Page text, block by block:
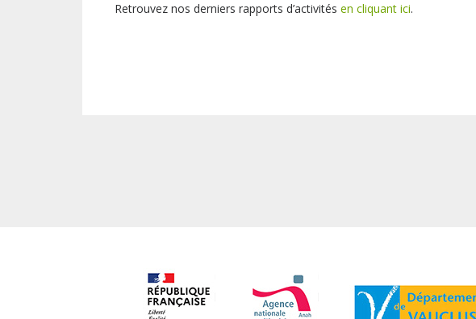
Retrouvez nos derniers rapports d’activités en cliquant ici.